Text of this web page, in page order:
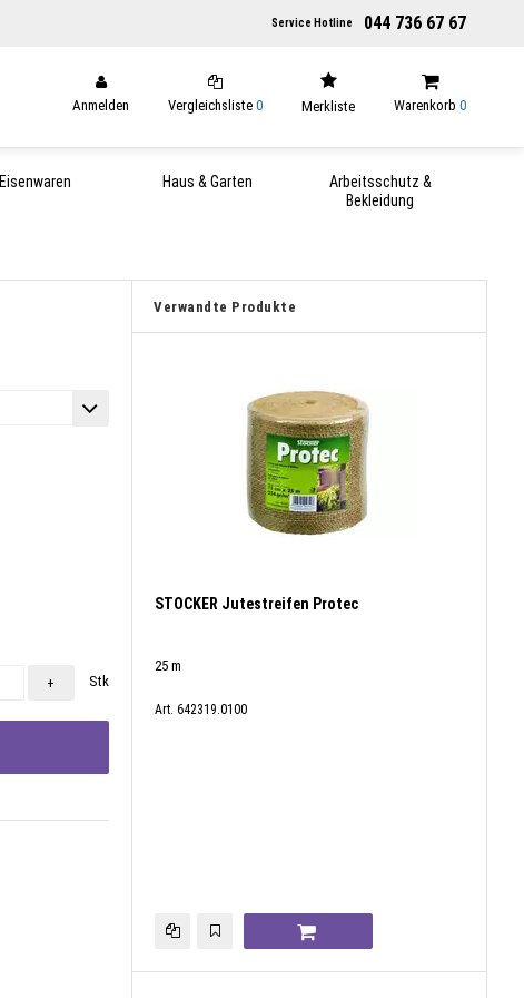
Service Hotline 044 736 67 67
Anmelden Vergleichsliste 0 Merkliste Warenkorb 0
Eisenwaren Haus & Garten
Arbeitsschutz &
Bekleidung
+ Stk
Verwandte Produkte
STOCKER Jutestreifen Protec
25 m
Art. 642319.0100